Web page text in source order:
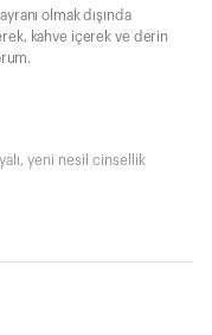
olmak dışında
kahve içerek ve derin
yeni nesil cinsellik